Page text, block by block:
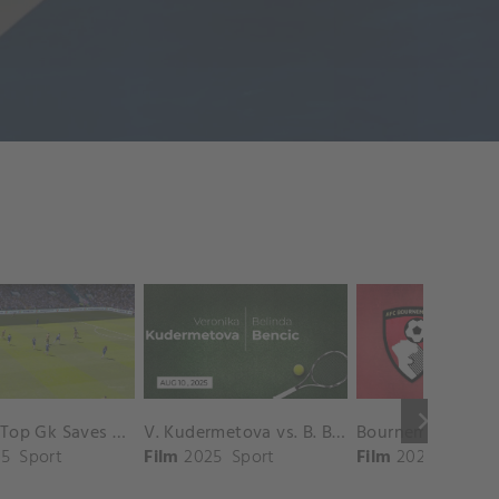
keyboard_arrow_right
Chelsea Top Gk Saves vs. Crystal Palace
Sport
V. Kudermetova vs. B. Bencic Match Highlights - CINCINNATI_Champions Court ( August 10, 2025)
Film 2025 Sport Film 2025